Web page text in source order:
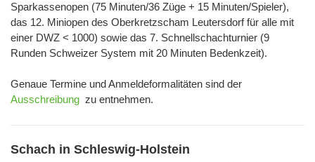
Sparkassenopen (75 Minuten/36 Züge + 15 Minuten/Spieler),
das 12. Miniopen des Oberkretzscham Leutersdorf für alle mit
einer DWZ < 1000) sowie das 7. Schnellschachturnier (9
Runden Schweizer System mit 20 Minuten Bedenkzeit).
Genaue Termine und Anmeldeformalitäten sind der
Ausschreibung zu entnehmen.
Schach in Schleswig-Holstein